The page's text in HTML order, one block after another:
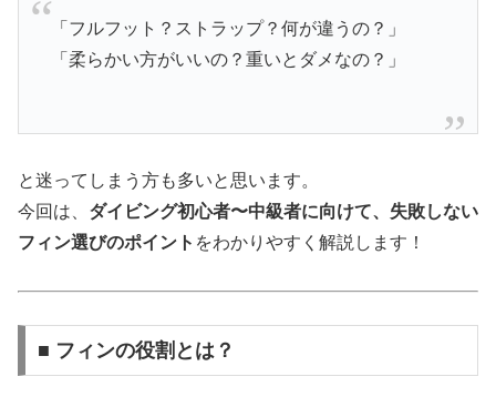
「フルフット？ストラップ？何が違うの？」
「柔らかい方がいいの？重いとダメなの？」
と迷ってしまう方も多いと思います。
今回は、 ダイビング初心者〜中級者に向けて、失敗しない
フィン選びのポイント をわかりやすく解説します！
■ フィンの役割とは？